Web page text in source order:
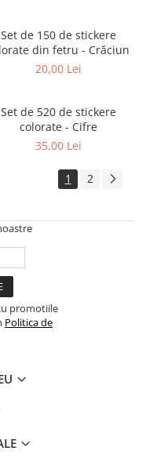
Set de 150 de stickere
din fetru - Crăciun
20,00 Lei
Set de 520 de stickere
colorate - Cifre
35,00 Lei
1 2
promotiile
Politica de